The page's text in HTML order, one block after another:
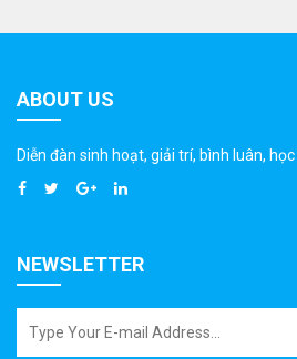
ABOUT US
Diễn đàn sinh hoạt, giải trí, bình luân, học
NEWSLETTER